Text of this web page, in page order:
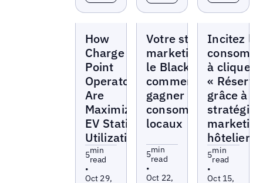
How
Charge
Point
Operators
Are
Maximizing
EV Station
Utilization
5min
read
•
Oct 29,
Votre stratégie
marketing pour
le Black Friday :
comment
gagner des
consommateurs
locaux
5min
read
•
Oct 22,
Incitez
à cliquer
«
grâce à
hôtelier
5min
read
•
Oct 15,